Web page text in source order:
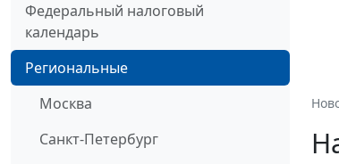
Федеральный налоговый
календарь
Региональные
Москва
Санкт-Петербург